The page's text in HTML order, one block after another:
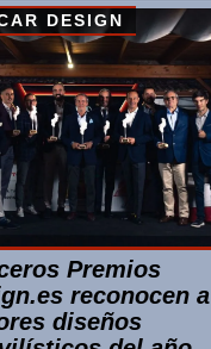
DESIGN
Premios
reconocen a
diseños